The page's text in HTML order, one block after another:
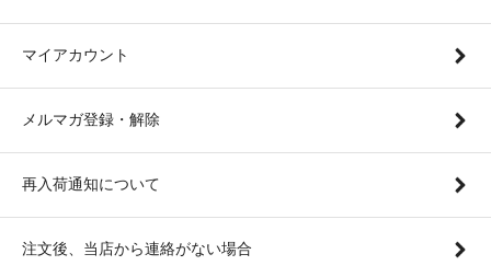
マイアカウント
メルマガ登録・解除
再入荷通知について
注文後、当店から連絡がない場合